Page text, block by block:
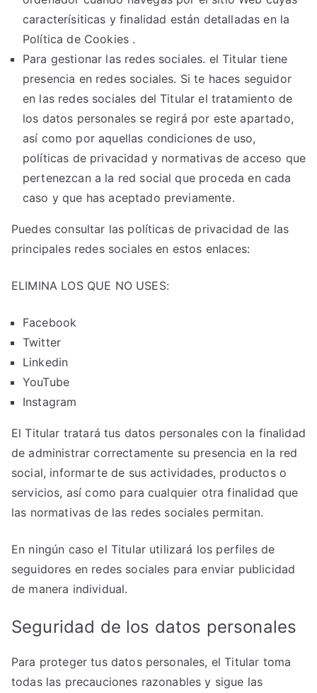
caracterísiticas y finalidad están detalladas en la
Política de Cookies .
Para gestionar las redes sociales. el Titular tiene
presencia en redes sociales. Si te haces seguidor
en las redes sociales del Titular el tratamiento de
los datos personales se regirá por este apartado,
así como por aquellas condiciones de uso,
políticas de privacidad y normativas de acceso que
pertenezcan a la red social que proceda en cada
caso y que has aceptado previamente.
Puedes consultar las políticas de privacidad de las
principales redes sociales en estos enlaces:
ELIMINA LOS QUE NO USES:
Facebook
Twitter
Linkedin
YouTube
Instagram
El Titular tratará tus datos personales con la finalidad
de administrar correctamente su presencia en la red
social, informarte de sus actividades, productos o
servicios, así como para cualquier otra finalidad que
las normativas de las redes sociales permitan.
En ningún caso el Titular utilizará los perfiles de
seguidores en redes sociales para enviar publicidad
de manera individual.
Seguridad de los datos personales
Para proteger tus datos personales, el Titular toma
todas las precauciones razonables y sigue las